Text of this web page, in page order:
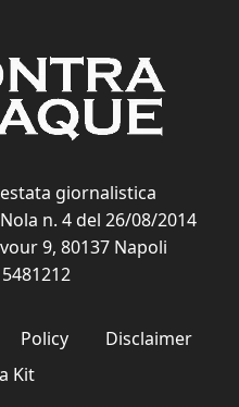
giornalistica
n. 4 del 26/08/2014
9, 80137 Napoli
Policy
Disclaimer
Kit